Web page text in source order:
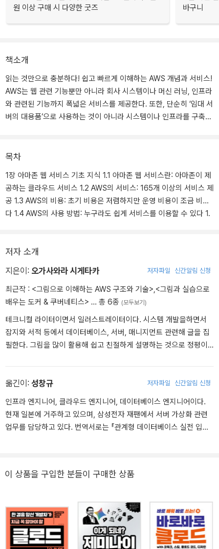
원 이상 구매 시 다양한 굿즈
바구니
책소개
읽는 것만으로 충분하다! 쉽고 빠르게 이해하는 AWS 개념과 서비스!
AWS는 웹 관련 기능뿐만 아니라 회사 시스템이나 머신 러닝, 인프라
와 관련된 기능까지 폭넓은 서비스를 제공한다. 또한, 단순히 ‘임대 서
버의 대용품’으로 사용하는 것이 아니라 시스템이나 인프라를 구축하
EC2, Amazon S3, Amazon VPC, Amazon RDS 등 AWS 주요 서
사용하면 좋은 서비스들을 155개 일러스트와 40개 표로 일목요연하
게 정리하여 직관적으로 이해할 수 있게 구성했다. 또한, 기초부터 설
명하기 때문에 사전 지식이 없어도 충분히 읽을 수 있다. 이 책을 읽고
나면 어떤 서비스가 있으며, 그 특징은 무엇인지, 어떻게 사용하면 될
목차
1장 아마존 웹 서비스 기초 지식 1.1 아마존 웹 서비스란: 아마존이 제
공하는 클라우드 서비스 1.2 AWS의 서비스: 165개 이상의 서비스 제
공 1.3 AWS의 비용: 초기 비용은 저렴하지만 운영 비용이 조금 비싸
다 1.4 AWS의 사용 방법: 누구라도 쉽게 서비스를 이용할 수 있다 1.
를 이해하기 위한 클라우드 & 네트워크의 구조 2.1 클라우드와 온프
지탱하는 2대 기술 2.3 SaaS, PaaS, IaaS: 클라우드의 서비스 제공
형태 2.4 서버와 인스턴스: 네트워크상에 만들어진 가상 서버 2.5 LA
N: LAN을 구성하는 기술 2.6 IP 주소와 DNS: 네트워크의 장소를 특
정하는 방법 2.7 웹의 구조: 웹 사이트와 관련된 기술 3장 AWS를 사
용하기 위한 도구 3.1 AWS의 사용법과 계정: AWS에서 제공하는 유
용한 도구 3.2 관리 콘솔과 대시보드: 심플하고 직관적인 관리 도구
ch: Amazon EC2의 리소스 상태 감시 3.5 AWS Billing and Cost M
anagement: AWS의 비용 관리 3.6 리전과 가용 영역: 세계 각국에
EC2란: 짧은 시간에 실행 환경을 구축할 수 있는 가상 서버 4.2 EC2
의 사용 절차: 가상 서버를 사용하기까지 4.3 인스턴스 생성과 요금:
가상 서버 생성 예시 4.4 AMI: OS 및 소프트웨어가 설치된 디스크
고정 공인 IP 주소를 부여 4.9 Elastic Load Balancing: 트래픽을 분
수요에 맞춰 EC2 대수를 증감 5장 스토리지 서비스 Amazon S3 5.1
Amazon S3란: 사용하기 쉬우며 기능이 강력한 스토리지 서비스 5.
2 스토리지 클래스: 다양한 종류의 스토리지 5.3 S3의 사용 절차: 스
토리지 서비스를 사용하기까지 5.4 객체와 버킷: 파일과 파일을 저장
저자 소개
지은이: 오가사와라 시게타카 저자파일 신간알림 신청
최근작 : <그림으로 이해하는 AWS 구조와 기술> <그림과 실습으로
배우는 도커 & 쿠버네티스> … 총 6종 (모두보기)
테크니컬 라이터이면서 일러스트레이터이다. 시스템 개발을하면서
잡지와 서적 등에서 데이터베이스, 서버, 매니지먼트 관련해 글을 집
필한다. 그림을 많이 활용해 쉽고 친절하게 설명하는 것으로 정평이
옮긴이: 성창규 저자파일 신간알림 신청
인프라 엔지니어, 클라우드 엔지니어, 데이터베이스 엔지니어이다.
현재 일본에 거주하고 있으며, 삼성전자 재팬에서 서버 가상화 관련
업무를 담당하고 있다. 번역서로는 『관계형 데이터베이스 실전 입문』
이 상품을 구입한 분들이 구매한 상품